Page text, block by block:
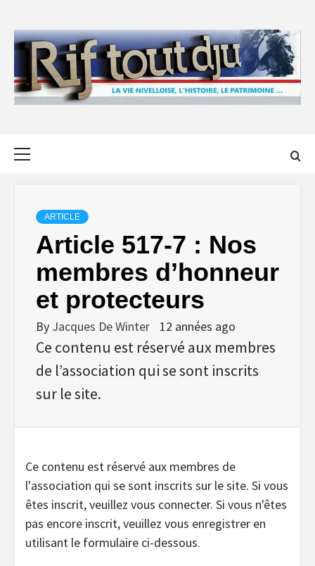
content
ARTICLE
Article 517-7 : Nos
membres d’honneur
et protecteurs
By Jacques De Winter 12 années ago
Ce contenu est réservé aux membres
de l’association qui se sont inscrits
sur le site.
Ce contenu est réservé aux membres de
l'association qui se sont inscrits sur le site. Si vous
êtes inscrit, veuillez vous connecter. Si vous n'êtes
pas encore inscrit, veuillez vous enregistrer en
utilisant le formulaire ci-dessous.